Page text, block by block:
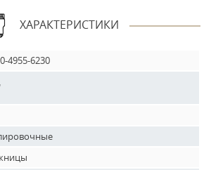
ХАРАКТЕРИСТИКИ
4955-6230